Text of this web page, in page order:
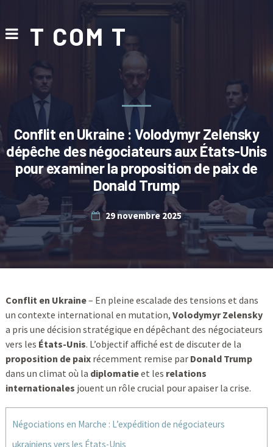
T COM T
Conflit en Ukraine : Volodymyr Zelensky
dépêche des négociateurs aux États-Unis
pour examiner la proposition de paix de
Donald Trump
29 novembre 2025
Conflit en Ukraine– En pleine escalade des tensions et dans
un contexte international en mutation, Volodymyr Zelensky
a pris une décision stratégique en dépêchant des négociateurs
vers les États-Unis. L’objectif affiché est de discuter de la
proposition de paixrécemment remise par Donald Trump
dans un climat où la diplomatieet les relations
internationales jouent un rôle crucial pour apaiser la crise.
Négociations en Marche : L’expédition de négociateurs
ukrainiens vers les États-Unis